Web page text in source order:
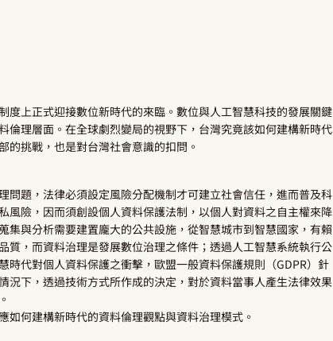
度上正式迎接數位新時代的來臨。數位與人工智慧科技的發展關鍵
倫理層面。在全球劇烈變局的視野下，台灣究竟該如何建構新時代
的挑戰，也是對台灣社會意識的扣問。
問題，法律必須設定風險分配機制才可建立社會信任，進而普及科
風險，因而須創設個人資料保護法制，以個人對資料之自主權來降
與分析需要建置龐大的公共設施，從智慧城市到智慧國家，有賴
質，而資料治理是發展數位治理之條件；透過人工智慧系統執行公
代對個人資料保護之衝擊，歐盟一般資料保護規則（GDPR）針
況下，透過技術方式所作成的決定，對於資料當事人產生法律效果
何建構新時代的資料倫理觀點與資料治理模式。